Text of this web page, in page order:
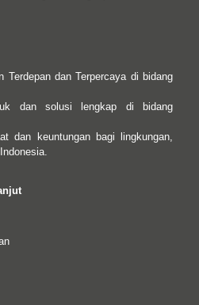
Terdepan dan Terpercaya di bidang
dan solusi lengkap di bidang
dan keuntungan bagi lingkungan,